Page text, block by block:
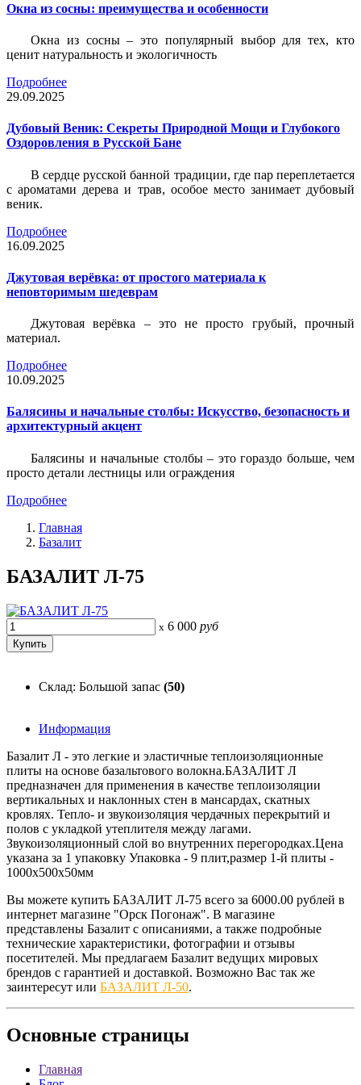
Окна из сосны: преимущества и особенности
Окна из сосны – это популярный выбор для тех, кто
ценит натуральность и экологичность
Подробнее
29.09.2025
Дубовый Веник: Секреты Природной Мощи и Глубокого
Оздоровления в Русской Бане
В сердце русской банной традиции, где пар переплетается
с ароматами дерева и трав, особое место занимает дубовый
веник.
Подробнее
16.09.2025
Джутовая верёвка: от простого материала к
неповторимым шедеврам
Джутовая верёвка – это не просто грубый, прочный
материал.
Подробнее
10.09.2025
Балясины и начальные столбы: Искусство, безопасность и
архитектурный акцент
Балясины и начальные столбы – это гораздо больше, чем
просто детали лестницы или ограждения
Подробнее
Главная
Базалит
БАЗАЛИТ Л-75
x 6 000 руб
Склад: Большой запас (50)
Информация
Базалит Л - это легкие и эластичные теплоизоляционные
плиты на основе базальтового волокна.БАЗАЛИТ Л
предназначен для применения в качестве теплоизоляции
вертикальных и наклонных стен в мансардах, скатных
кровлях. Тепло- и звукоизоляция чердачных перекрытий и
полов с укладкой утеплителя между лагами.
Звукоизоляционный слой во внутренних перегородках.Цена
указана за 1 упаковку Упаковка - 9 плит,размер 1-й плиты -
1000х500х50мм
Вы можете купить БАЗАЛИТ Л-75 всего за 6000.00 рублей в
интернет магазине "Орск Погонаж". В магазине
представлены Базалит с описаниями, а также подробные
технические характеристики, фотографии и отзывы
посетителей. Мы предлагаем Базалит ведущих мировых
брендов с гарантией и доставкой. Возможно Вас так же
заинтересут или БАЗАЛИТ Л-50.
Основные страницы
Главная